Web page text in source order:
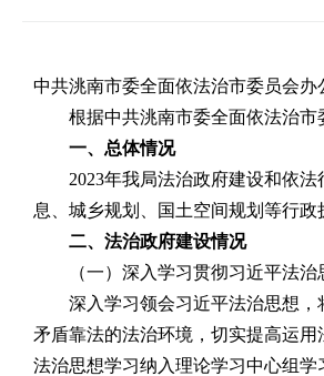
中共洮南市委全面依法治市委员会办
根据中共洮南市委全面依法治市
一、总体情况
2023年我局法治政府建设和依
息、城乡规划、国土空间规划等行
二、法治政府建设情况
（一）深入学习贯彻习近平法
深入学习领会习近平法治思想
矛盾靠法的法治环境，切实提高运
法治思想学习纳入理论学习中心组学